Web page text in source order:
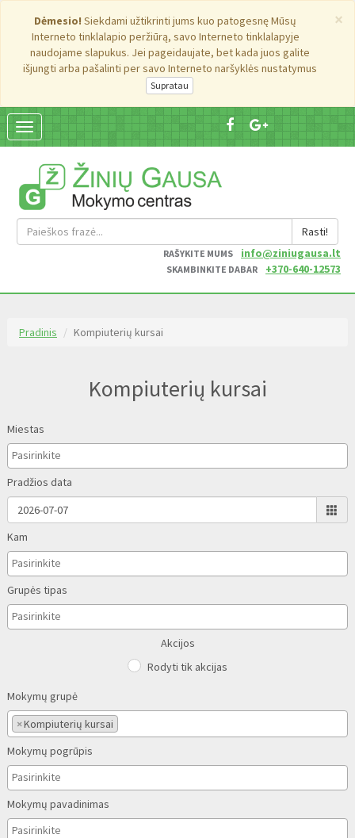
×
Dėmesio! Siekdami užtikrinti jums kuo patogesnę Mūsų
Interneto tinklalapio peržiūrą, savo Interneto tinklalapyje
naudojame slapukus. Jei pageidaujate, bet kada juos galite
išjungti arba pašalinti per savo Interneto naršyklės nustatymus
Suskleisti
navigaciją
Rasti!
RAŠYKITE MUMS info@ziniugausa.lt
SKAMBINKITE DABAR +370-640-12573
Pradinis Kompiuterių kursai
Kompiuterių kursai
Miestas
Pradžios data
Kam
Grupės tipas
Akcijos
Rodyti tik akcijas
Mokymų grupė
×Kompiuterių kursai
Mokymų pogrūpis
Mokymų pavadinimas